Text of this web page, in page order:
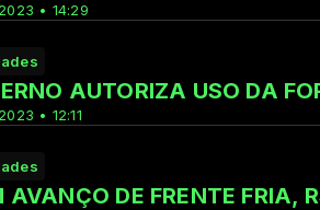
• 14:29
• 12:11
AUTORIZA USO DA
AVANÇO DE FRENTE FRIA,